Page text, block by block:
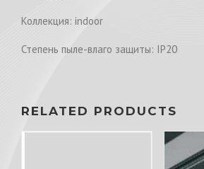
Коллекция: indoor
Степень пыле-влаго защиты: IP20
RELATED PRODUCTS